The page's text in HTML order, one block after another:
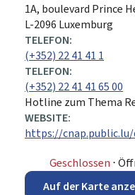
ADRESSE:
1A, boulevard Prince
L-2096 Luxemburg
TELEFON:
(+352) 22 41 41 1
TELEFON:
(+352) 22 41 41 65 00
Hotline zum Thema
WEBSITE:
https://
Geschlossen ⋅
Auf der Karte